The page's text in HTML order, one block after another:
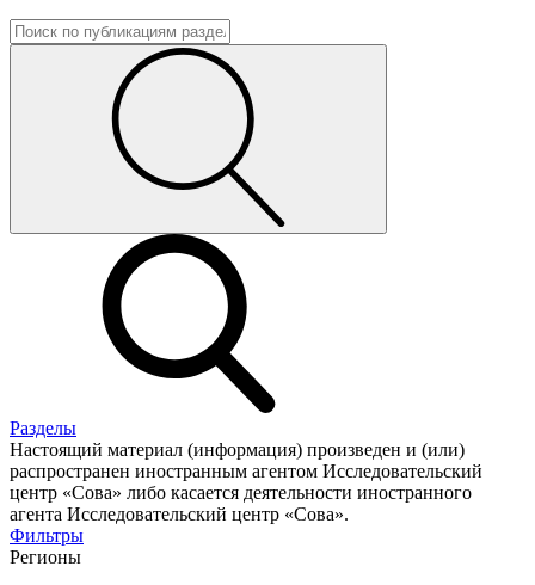
Разделы
Настоящий материал (информация) произведен и (или)
распространен иностранным агентом Исследовательский
центр «Сова» либо касается деятельности иностранного
агента Исследовательский центр «Сова».
Фильтры
Регионы